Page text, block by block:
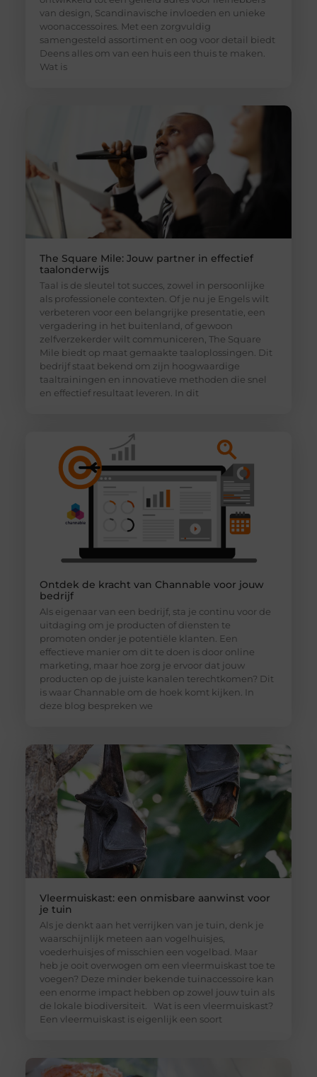
van design, Scandinavische invloeden en unieke
woonaccessoires. Met een zorgvuldig
samengesteld assortiment en oog voor detail biedt
Deens alles om van een huis een thuis te maken.
Wat is
The Square Mile: Jouw partner in effectief
taalonderwijs
Taal is de sleutel tot succes, zowel in persoonlijke
als professionele contexten. Of je nu je Engels wilt
verbeteren voor een belangrijke presentatie, een
vergadering in het buitenland, of gewoon
zelfverzekerder wilt communiceren, The Square
Mile biedt op maat gemaakte taaloplossingen. Dit
bedrijf staat bekend om zijn hoogwaardige
taaltrainingen en innovatieve methoden die snel
en effectief resultaat leveren. In dit
Ontdek de kracht van Channable voor jouw
bedrijf
Als eigenaar van een bedrijf, sta je continu voor de
uitdaging om je producten of diensten te
promoten onder je potentiële klanten. Een
effectieve manier om dit te doen is door online
marketing, maar hoe zorg je ervoor dat jouw
producten op de juiste kanalen terechtkomen? Dit
is waar Channable om de hoek komt kijken. In
deze blog bespreken we
Vleermuiskast: een onmisbare aanwinst voor
je tuin
Als je denkt aan het verrijken van je tuin, denk je
waarschijnlijk meteen aan vogelhuisjes,
voederhuisjes of misschien een vogelbad. Maar
heb je ooit overwogen om een vleermuiskast toe te
voegen? Deze minder bekende tuinaccessoire kan
een enorme impact hebben op zowel jouw tuin als
de lokale biodiversiteit. Wat is een vleermuiskast?
Een vleermuiskast is eigenlijk een soort